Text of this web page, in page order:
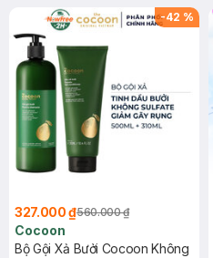
-42 %
327.000 ₫560.000 ₫
Cocoon
Bộ Gội Xả Bưởi Cocoon Không